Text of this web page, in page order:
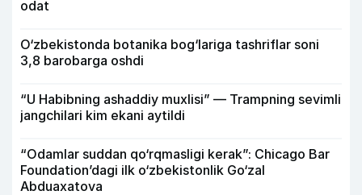
odat
O‘zbekistonda botanika bog‘lariga tashriflar soni
3,8 barobarga oshdi
“U Habibning ashaddiy muxlisi” — Trampning sevimli
jangchilari kim ekani aytildi
“Odamlar suddan qo‘rqmasligi kerak”: Chicago Bar
Foundation’dagi ilk o‘zbekistonlik Go‘zal
Abduaxatova